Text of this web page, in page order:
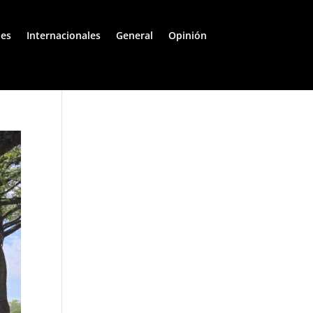
Internacionales General Opinión